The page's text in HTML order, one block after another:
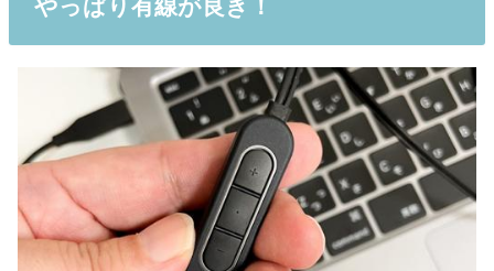
やっぱり有線が良き！